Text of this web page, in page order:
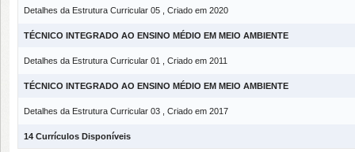
Detalhes da Estrutura Curricular 05 , Criado em 2020
TÉCNICO INTEGRADO AO ENSINO MÉDIO EM MEIO AMBIENTE
Detalhes da Estrutura Curricular 01 , Criado em 2011
TÉCNICO INTEGRADO AO ENSINO MÉDIO EM MEIO AMBIENTE
Detalhes da Estrutura Curricular 03 , Criado em 2017
14 Currículos Disponíveis